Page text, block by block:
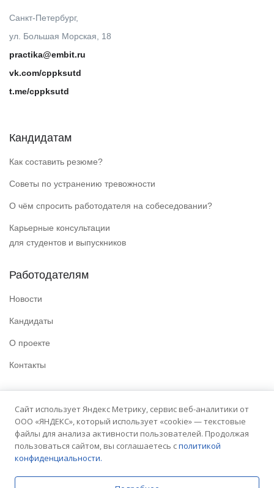
Санкт-Петербург,
ул. Большая Морская, 18
practika@embit.ru
vk.com/cppksutd
t.me/cppksutd
Кандидатам
Как составить резюме?
Советы по устранению тревожности
О чём спросить работодателя на собеседовании?
Карьерные консультации
для студентов и выпускников
Работодателям
Новости
Кандидаты
О проекте
Контакты
Политика конфиденциальности
Условия использования
Сайт университета
Сайт использует Яндекс Метрику, сервис веб-аналитики от
ООО «ЯНДЕКС», который использует «cookie» — текстовые
файлы для анализа активности пользователей. Продолжая
пользоваться сайтом, вы соглашаетесь сполитикой
конфиденциальности.